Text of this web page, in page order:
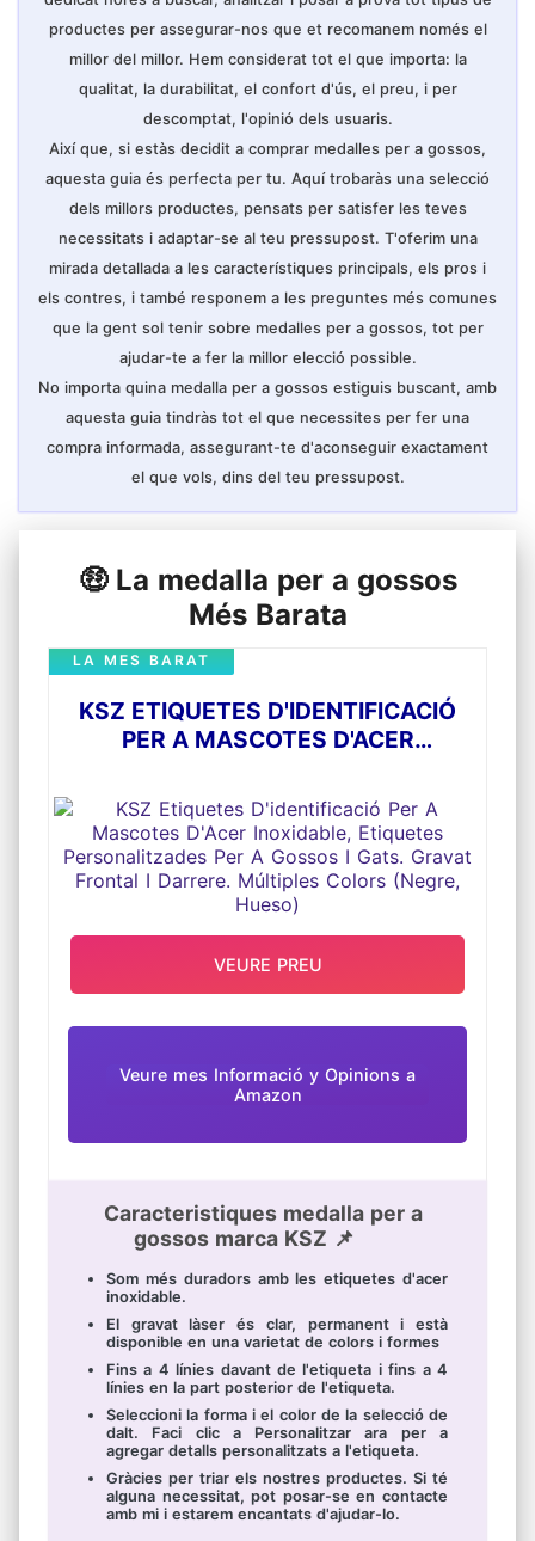
productes per assegurar-nos que et recomanem només el
millor del millor. Hem considerat tot el que importa: la
qualitat, la durabilitat, el confort d'ús, el preu, i per
descomptat, l'opinió dels usuaris.
Així que, si estàs decidit a comprar medalles per a gossos,
aquesta guia és perfecta per tu. Aquí trobaràs una selecció
dels millors productes, pensats per satisfer les teves
necessitats i adaptar-se al teu pressupost. T'oferim una
mirada detallada a les característiques principals, els pros i
els contres, i també responem a les preguntes més comunes
que la gent sol tenir sobre medalles per a gossos, tot per
ajudar-te a fer la millor elecció possible.
No importa quina medalla per a gossos estiguis buscant, amb
aquesta guia tindràs tot el que necessites per fer una
compra informada, assegurant-te d'aconseguir exactament
el que vols, dins del teu pressupost.
🤑 La medalla per a gossos
Més Barata
KSZ ETIQUETES D'IDENTIFICACIÓ
PER A MASCOTES D'ACER
PERSONALITZADES PER A GOSSOS I
GATS. GRAVAT FRONTAL I DARRERE.
MÚLTIPLES COLORS (NEGRE,
HUESO)
LA MES BARAT
Veure mes Informació y Opinions a
Amazon
Caracteristiques medalla per a
gossos marca KSZ 📌
Som més duradors amb les etiquetes d'acer
inoxidable.
El gravat làser és clar, permanent i està
disponible en una varietat de colors i formes
Fins a 4 línies davant de l'etiqueta i fins a 4
línies en la part posterior de l'etiqueta.
Seleccioni la forma i el color de la selecció de
dalt. Faci clic a Personalitzar ara per a
agregar detalls personalitzats a l'etiqueta.
Gràcies per triar els nostres productes. Si té
alguna necessitat, pot posar-se en contacte
amb mi i estarem encantats d'ajudar-lo.
VEURE PREU